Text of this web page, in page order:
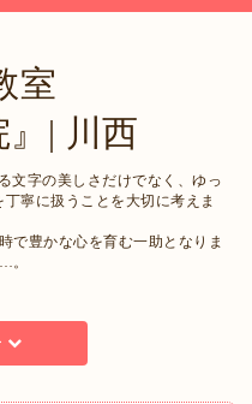
室
』| 川西
文字の美しさだけでなく、ゆっ
寧に扱うことを大切に考えま
で豊かな心を育む一助となりま
。